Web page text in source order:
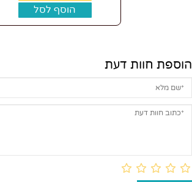
הוסף לסל
הוספת חוות דעת